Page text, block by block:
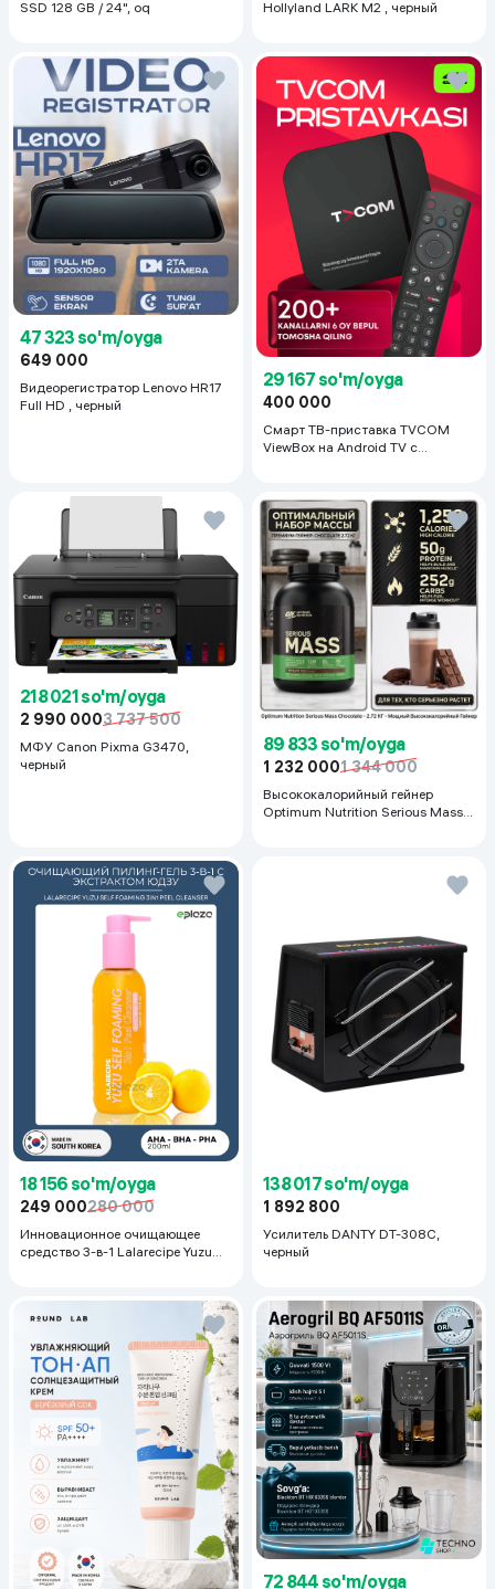
SSD 128 GB / 24", oq
Hollyland LARK M2 , черный
47 323 so'm/oyga
649 000
Видеорегистратор Lenovo HR17
Full HD , черный
29 167 so'm/oyga
400 000
Смарт ТВ-приставка TVCOM
ViewBox на Android TV с
218 021 so'm/oyga
2 990 0003 737 500
МФУ Canon Pixma G3470,
черный
89 833 so'm/oyga
1 232 0001 344 000
Высококалорийный гейнер
Optimum Nutrition Serious Mass,
18 156 so'm/oyga
249 000280 000
Инновационное очищающее
средство 3-в-1 Lalarecipe Yuzu
138 017 so'm/oyga
1 892 800
Усилитель DANTY DT-308C,
черный
72 844 so'm/oyga